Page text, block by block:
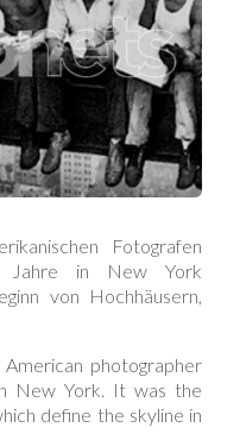
Fotografen
in New York
von Hochhäusern,
photographer
New York. It was the
define the skyline in